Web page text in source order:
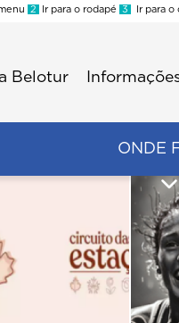
2 Ir para o rodapé 3 Ir para o
Belotur
ONDE